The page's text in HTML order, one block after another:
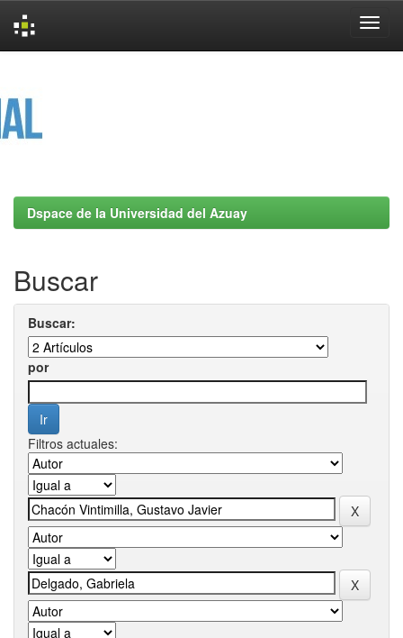
Dspace de la Universidad del Azuay
Buscar
Buscar:
por
Filtros actuales: